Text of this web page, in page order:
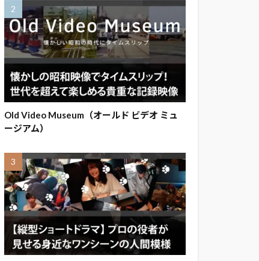
Old Video Museum（オールド ビデオ ミュ
ージアム）